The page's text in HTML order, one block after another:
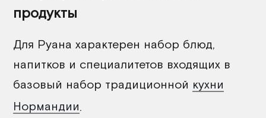
продукты
Для Руана характерен набор блюд,
напитков и специалитетов входящих в
базовый набор традиционной кухни
Нормандии